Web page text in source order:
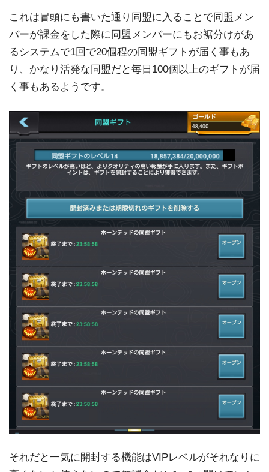
これは冒頭にも書いた通り同盟に入ることで同盟メン
バーが課金をした際に同盟メンバーにもお裾分けがあ
るシステムで1回で20個程の同盟ギフトが届く事もあ
り、かなり活発な同盟だと毎日100個以上のギフトが届
く事もあるようです。
それだと一気に開封する機能はVIPレベルがそれなりに